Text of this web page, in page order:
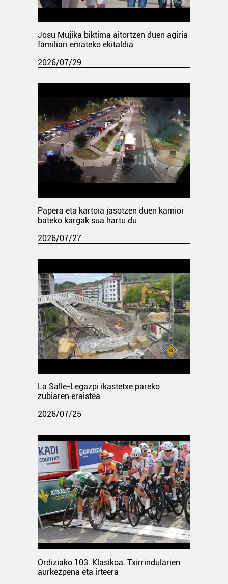
Josu Mujika biktima aitortzen duen agiria
familiari emateko ekitaldia
2026/07/29
Papera eta kartoia jasotzen duen kamioi
bateko kargak sua hartu du
2026/07/27
La Salle-Legazpi ikastetxe pareko
zubiaren eraistea
2026/07/25
Ordiziako 103. Klasikoa. Txirrindularien
aurkezpena eta irteera